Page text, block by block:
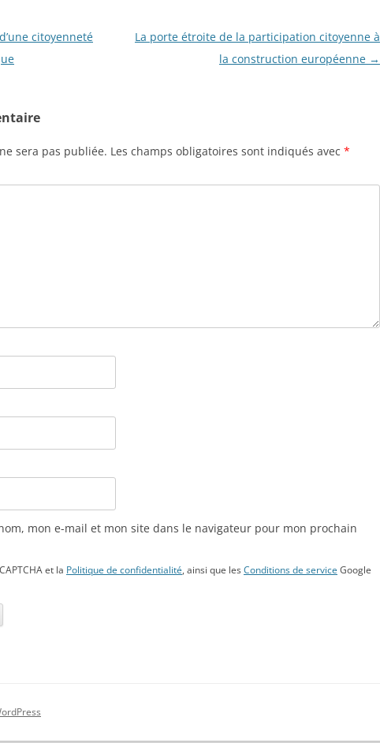
citoyenneté
La porte étroite de la participation citoyenne à
la construction européenne →
sera pas publiée. Les champs obligatoires sont indiqués avec *
mon e-mail et mon site dans le navigateur pour mon prochain
et la Politique de confidentialité , ainsi que lesConditions de service Google